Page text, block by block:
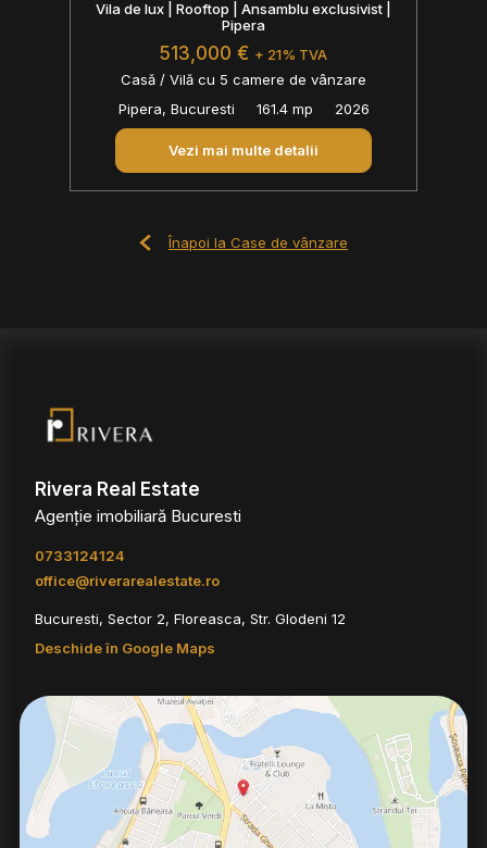
Vila de lux | Rooftop | Ansamblu exclusivist |
Pipera
513,000 € + 21% TVA
Casă / Vilă cu 5 camere de vânzare
Pipera, Bucuresti
161.4 mp 2026
Vezi mai multe detalii
Înapoi la Case de vânzare
Rivera Real Estate
Agenție imobiliară Bucuresti
0733124124
office@riverarealestate.ro
Bucuresti, Sector 2, Floreasca, Str. Glodeni 12
Deschide în Google Maps